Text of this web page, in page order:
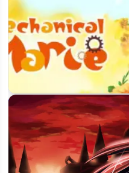
Будет ли 2 сезон аниме
о